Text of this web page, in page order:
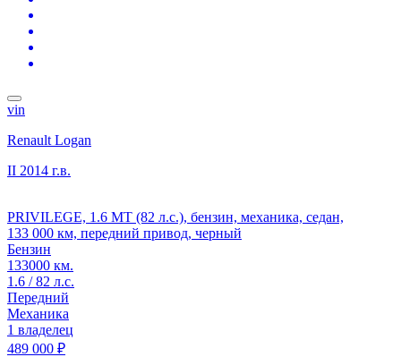
vin
Renault Logan
II 2014 г.в.
PRIVILEGE, 1.6 MT (82 л.с.), бензин, механика, седан,
133 000 км, передний привод, черный
Бензин
133000 км.
1.6 / 82 л.с.
Передний
Механика
1 владелец
489 000 ₽